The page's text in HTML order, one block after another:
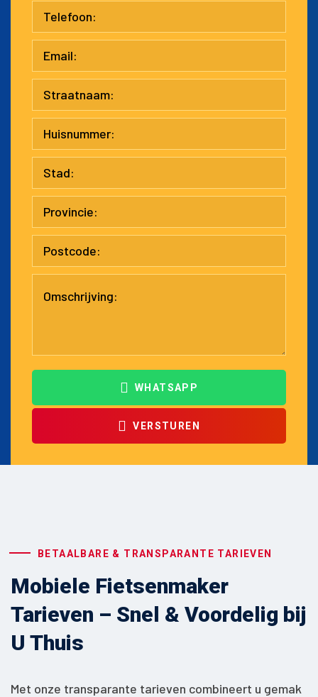
WHATSAPP
VERSTUREN
BETAALBARE & TRANSPARANTE TARIEVEN
Mobiele Fietsenmaker
Tarieven – Snel & Voordelig bij
U Thuis
Met onze transparante tarieven combineert u gemak